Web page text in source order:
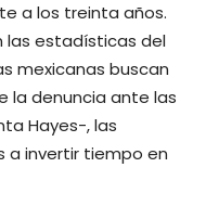
a los treinta años.
las estadísticas del
mexicanas buscan
la denuncia ante las
Hayes-, las
a invertir tiempo en